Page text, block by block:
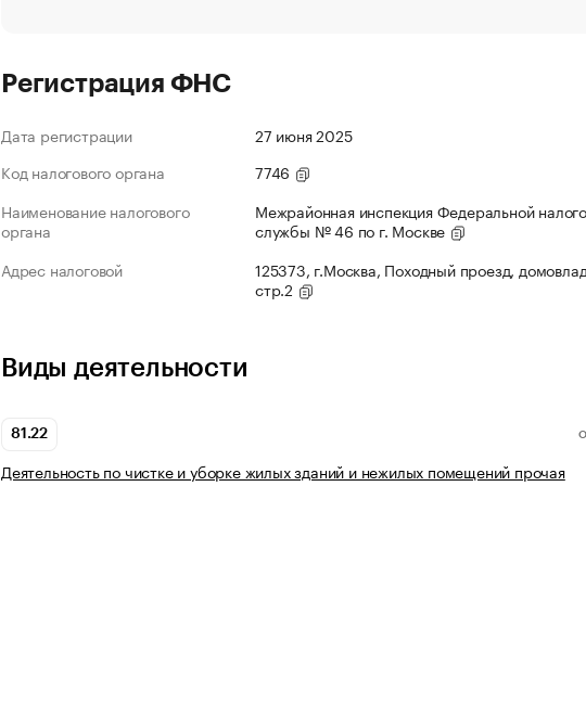
Регистрация ФНС
Дата регистрации
27 июня 2025
Код налогового органа
7746
Наименование налогового
органа
Межрайонная инспекция Федеральной
службы № 46 по г. Москве
Адрес налоговой
125373, г.Москва, Походный проезд,
стр.2
Виды деятельности
81.22
Деятельность по чистке и уборке жилых зданий и нежилых помещений прочая